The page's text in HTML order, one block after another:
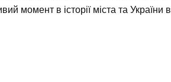
момент в історії міста та України в